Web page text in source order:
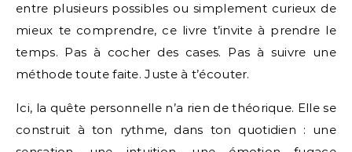
entre plusieurs possibles ou simplement curieux de
mieux te comprendre, ce livre t’invite à prendre le
temps. Pas à cocher des cases. Pas à suivre une
méthode toute faite. Juste à t’écouter.
Ici, la quête personnelle n’a rien de théorique. Elle se
construit à ton rythme, dans ton quotidien : une